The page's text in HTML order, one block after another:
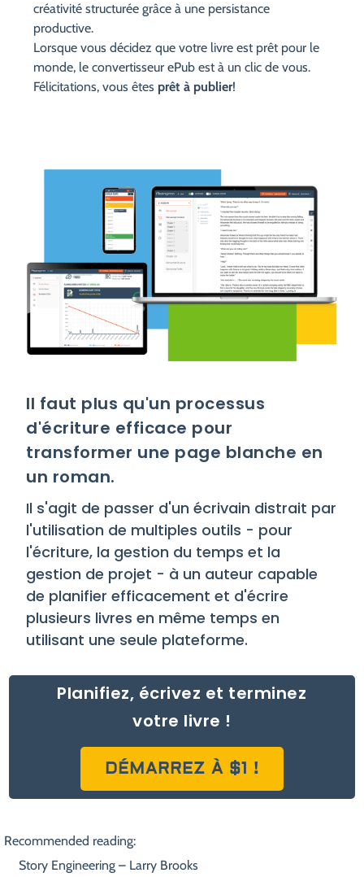
créativité structurée grâce à une persistance
productive.
Lorsque vous décidez que votre livre est prêt pour le
monde, le convertisseur ePub est à un clic de vous.
Félicitations, vous êtes prêt à publier!
Il faut plus qu'un processus
d'écriture efficace pour
transformer une page blanche en
un roman.
Il s'agit de passer d'un écrivain distrait par
l'utilisation de multiples outils - pour
l'écriture, la gestion du temps et la
gestion de projet - à un auteur capable
de planifier efficacement et d'écrire
plusieurs livres en même temps en
utilisant une seule plateforme.
Planifiez, écrivez et terminez
votre livre !
DÉMARREZ À $1 !
Recommended reading:
Story Engineering – Larry Brooks